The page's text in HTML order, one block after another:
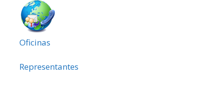
Oficinas
Representantes